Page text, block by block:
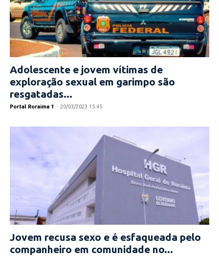
Adolescente e jovem vítimas de
exploração sexual em garimpo são
resgatadas...
Portal Roraima 1 - 20/03/2023 15:45
Jovem recusa sexo e é esfaqueada pelo
companheiro em comunidade no...